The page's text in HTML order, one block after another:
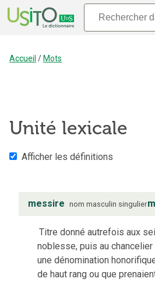
Accueil / Mots
Unité lexicale
Afficher les définitions
messire nom masculin singulier
Titre donné autrefois aux
noblesse, puis au
une dénomination
de haut rang ou que